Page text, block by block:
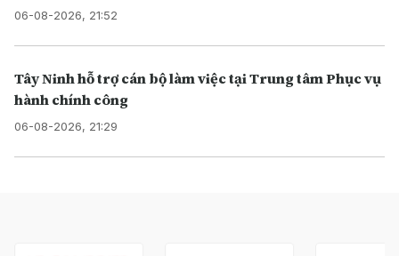
06-08-2026, 21:52
Tây Ninh hỗ trợ cán bộ làm việc tại Trung tâm Phục vụ
hành chính công
06-08-2026, 21:29